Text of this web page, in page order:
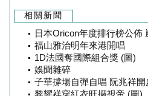
相關新聞
日本Oricon年度排行榜公佈
福山雅治明年來港開唱
1D法國奪國際組合獎 (圖)
娛聞雜碎
子華撐場自彈自唱 阮兆祥